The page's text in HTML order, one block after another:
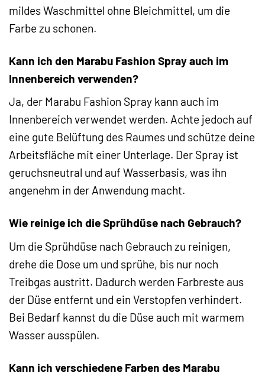
mildes Waschmittel ohne Bleichmittel, um die
Farbe zu schonen.
Kann ich den Marabu Fashion Spray auch im
Innenbereich verwenden?
Ja, der Marabu Fashion Spray kann auch im
Innenbereich verwendet werden. Achte jedoch auf
eine gute Belüftung des Raumes und schütze deine
Arbeitsfläche mit einer Unterlage. Der Spray ist
geruchsneutral und auf Wasserbasis, was ihn
angenehm in der Anwendung macht.
Wie reinige ich die Sprühdüse nach Gebrauch?
Um die Sprühdüse nach Gebrauch zu reinigen,
drehe die Dose um und sprühe, bis nur noch
Treibgas austritt. Dadurch werden Farbreste aus
der Düse entfernt und ein Verstopfen verhindert.
Bei Bedarf kannst du die Düse auch mit warmem
Wasser ausspülen.
Kann ich verschiedene Farben des Marabu